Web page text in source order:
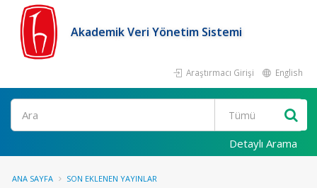
Akademik Veri Yönetim Sistemi
Araştırmacı Girişi English
Ara
Detaylı Arama
ANA SAYFA SON EKLENEN YAYINLAR